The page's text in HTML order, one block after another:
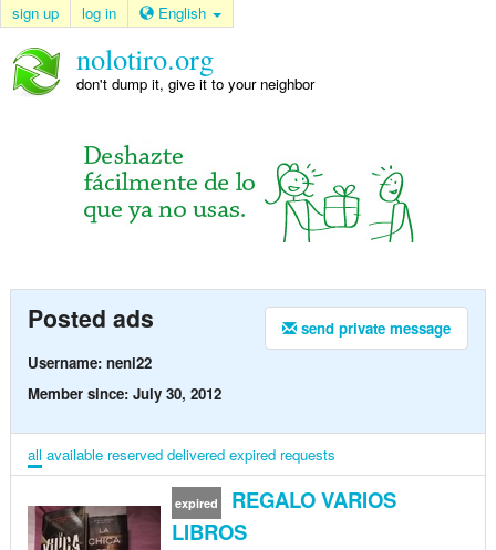
sign up log in English
nolotiro.org
don't dump it, give it to your neighbor
send private message
Posted ads
Username: neni22
Member since: July 30, 2012
all available reserved delivered expired requests
expired
REGALO VARIOS
LIBROS